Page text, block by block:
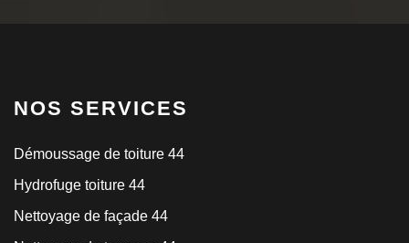
NOS SERVICES
Démoussage de toiture 44
Hydrofuge toiture 44
Nettoyage de façade 44